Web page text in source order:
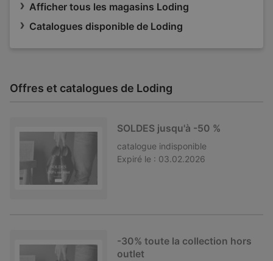
Afficher tous les magasins Loding
Catalogues disponible de Loding
Offres et catalogues de Loding
SOLDES jusqu'à -50 %
catalogue indisponible
Expiré le : 03.02.2026
-30% toute la collection hors
outlet